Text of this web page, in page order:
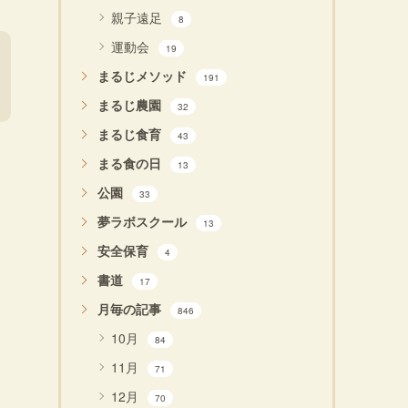
親子遠足 8
運動会 19
まるじメソッド 191
まるじ農園 32
まるじ食育 43
まる食の日 13
公園 33
夢ラボスクール 13
安全保育 4
書道 17
月毎の記事 846
10月 84
11月 71
12月 70